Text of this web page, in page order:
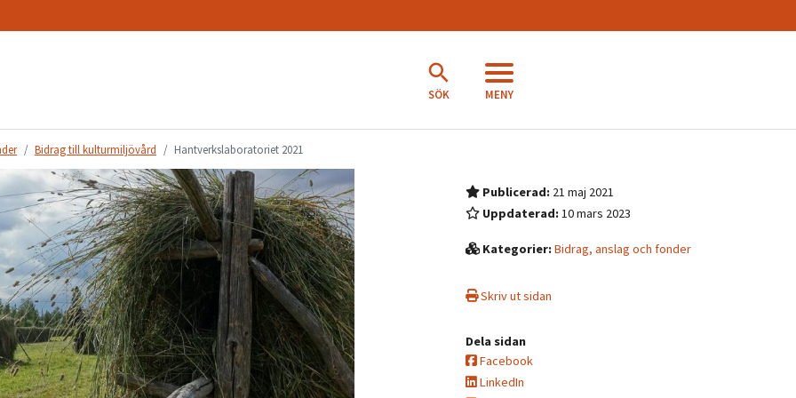
SÖK MENY
Bidrag till kulturmiljövård Hantverkslaboratoriet 2021
Publicerad: 21 maj 2021
Uppdaterad:10 mars 2023
Kategorier:Bidrag, anslag och fonder
Skriv ut sidan
Dela sidan
Facebook
LinkedIn